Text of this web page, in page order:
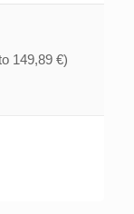
149,89 €)